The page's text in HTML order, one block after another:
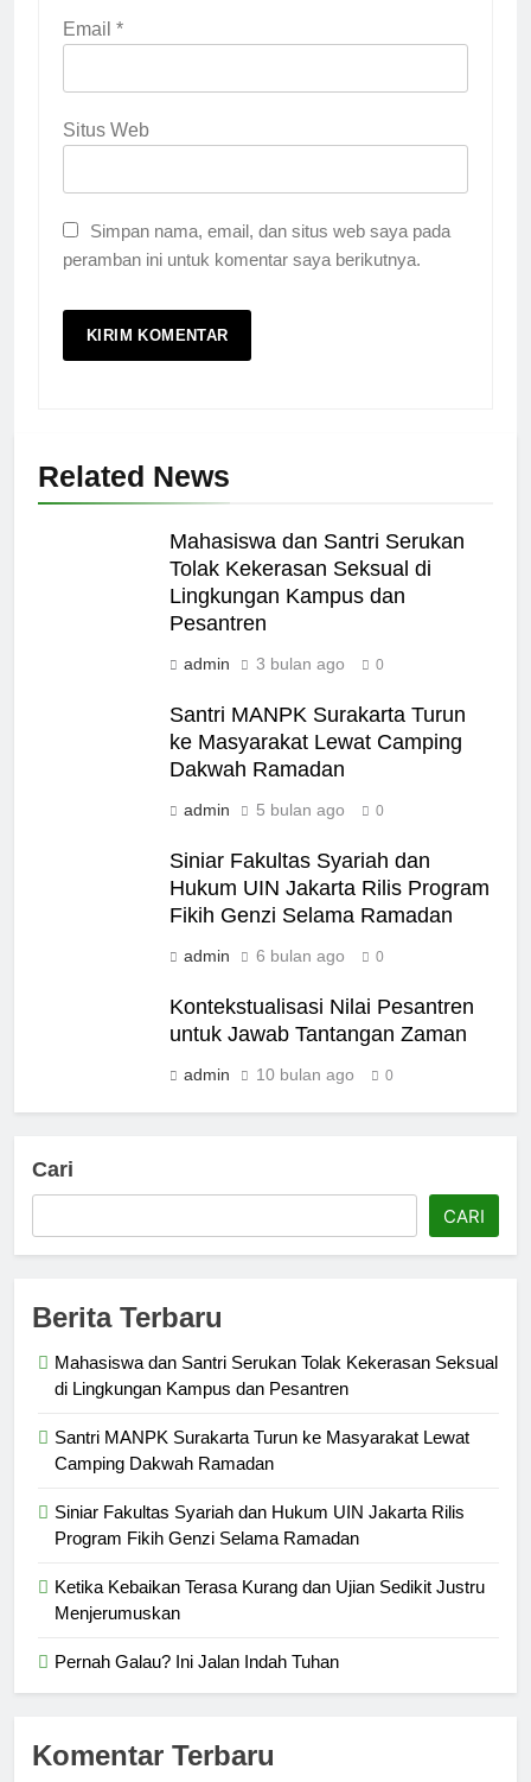
Email *
Situs Web
Simpan nama, email, dan situs web saya pada
peramban ini untuk komentar saya berikutnya.
Related News
Mahasiswa dan Santri Serukan
Tolak Kekerasan Seksual di
Lingkungan Kampus dan
Pesantren
admin 3 bulan ago 0
Santri MANPK Surakarta Turun
ke Masyarakat Lewat Camping
Dakwah Ramadan
admin 5 bulan ago 0
Siniar Fakultas Syariah dan
Hukum UIN Jakarta Rilis Program
Fikih Genzi Selama Ramadan
admin 6 bulan ago 0
Kontekstualisasi Nilai Pesantren
untuk Jawab Tantangan Zaman
admin 10 bulan ago 0
Cari
CARI
Berita Terbaru
Mahasiswa dan Santri Serukan Tolak Kekerasan Seksual
di Lingkungan Kampus dan Pesantren
Santri MANPK Surakarta Turun ke Masyarakat Lewat
Camping Dakwah Ramadan
Siniar Fakultas Syariah dan Hukum UIN Jakarta Rilis
Program Fikih Genzi Selama Ramadan
Ketika Kebaikan Terasa Kurang dan Ujian Sedikit Justru
Menjerumuskan
Pernah Galau? Ini Jalan Indah Tuhan
Komentar Terbaru